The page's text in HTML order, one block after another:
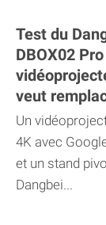
Test du
DBOX02
veut
télé
Un
4K avec
et un stand
Dangbei...